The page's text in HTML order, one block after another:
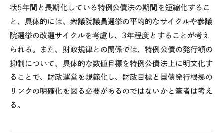
状5年間と長期化している特例公債法の期間を短縮化するこ
と、具体的には、衆議院議員選挙の平均的なサイクルや参議
院選挙の改選サイクルを考慮し、 3年程度とすることが考え
られる。また、財政規律との関係では、特例公債の発行額の
抑制について、具体的な数値目標を特例公債法上に明文化す
ることで、財政運営を規範化し、財政目標と国債発行根拠の
リンクの明確化を図る必要があるのではないかと筆者は考え
る。